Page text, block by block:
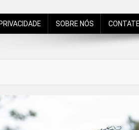
SOBRE NÓS